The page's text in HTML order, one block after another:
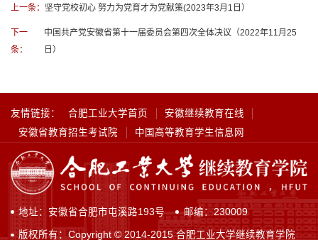
上一条： 坚守党校初心 努力为党育才为党献策(2023年3月1日）
下一
条：
中国共产党安徽省第十一届委员会第四次全体决议（2022年11月25
日）
友情链接： 合肥工业大学首页
安徽继续教育在线
安徽省教育招生考试院
中国高等教育学生信息网
地址：安徽省合肥市屯溪路193号 邮编：230009
版权所有：Copyright © 2014-2015 合肥工业大学继续教育学院